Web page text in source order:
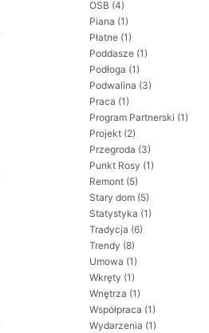
OSB (4)
Piana (1)
Płatne (1)
Poddasze (1)
Podłoga (1)
Podwalina (3)
Praca (1)
Program Partnerski (1)
Projekt (2)
Przegroda (3)
Punkt Rosy (1)
Remont (5)
Stary dom (5)
Statystyka (1)
Tradycja (6)
Trendy (8)
Umowa (1)
Wkręty (1)
Wnętrza (1)
Współpraca (1)
Wydarzenia (1)